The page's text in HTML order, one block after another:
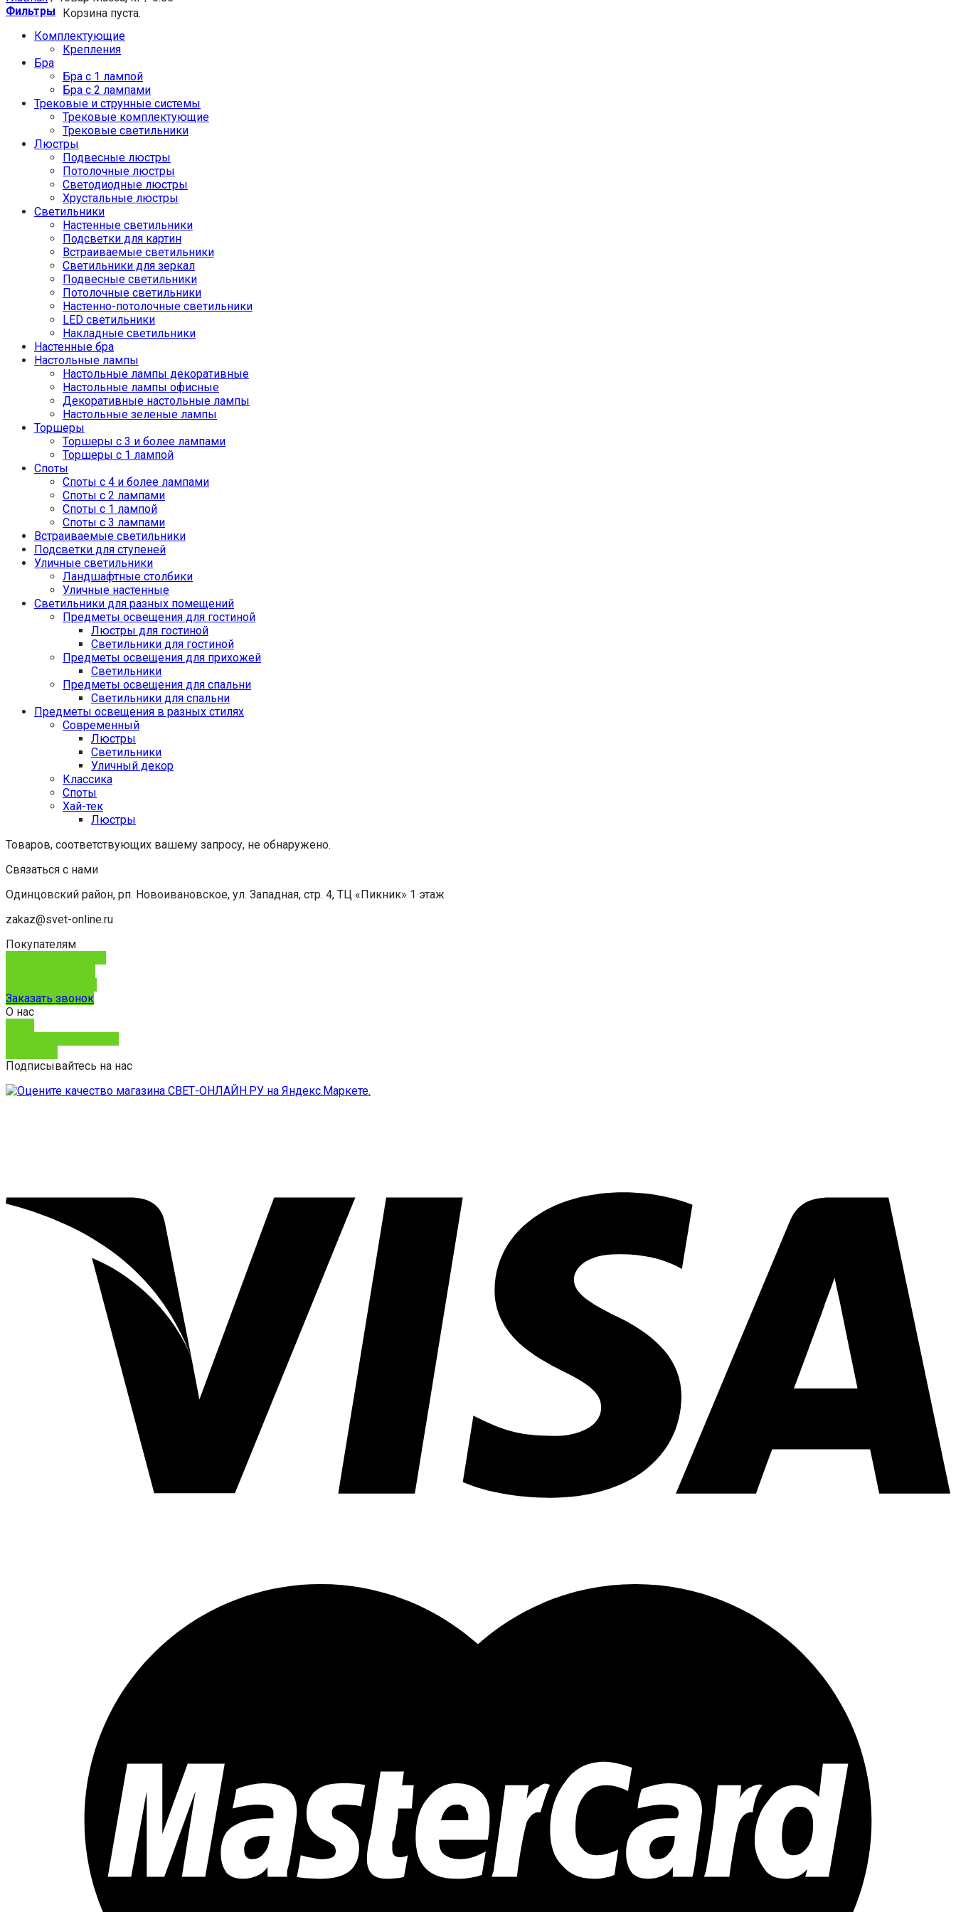
Корзина пуста.
Фильтры
Комплектующие
Крепления
Бра
Бра с 1 лампой
Бра с 2 лампами
Трековые и струнные системы
Трековые комплектующие
Трековые светильники
Люстры
Подвесные люстры
Потолочные люстры
Светодиодные люстры
Хрустальные люстры
Светильники
Настенные светильники
Подсветки для картин
Встраиваемые светильники
Светильники для зеркал
Подвесные светильники
Потолочные светильники
Настенно-потолочные светильники
LED светильники
Накладные светильники
Настенные бра
Настольные лампы
Настольные лампы декоративные
Настольные лампы офисные
Декоративные настольные лампы
Настольные зеленые лампы
Торшеры
Торшеры с 3 и более лампами
Торшеры с 1 лампой
Споты
Споты с 4 и более лампами
Споты с 2 лампами
Споты с 1 лампой
Споты с 3 лампами
Встраиваемые светильники
Подсветки для ступеней
Уличные светильники
Ландшафтные столбики
Уличные настенные
Светильники для разных помещений
Предметы освещения для гостиной
Люстры для гостиной
Светильники для гостиной
Предметы освещения для прихожей
Светильники
Предметы освещения для спальни
Светильники для спальни
Предметы освещения в разных стилях
Cовременный
Люстры
Светильники
Уличный декор
Классика
Споты
Хай-тек
Люстры
Товаров, соответствующих вашему запросу, не обнаружено.
Связаться с нами
Одинцовский район, рп. Новоивановское, ул. Западная, стр. 4, ТЦ «Пикник» 1 этаж
zakaz@svet-online.ru
Покупателям
Заказать звонок
О нас
Подписывайтесь на нас